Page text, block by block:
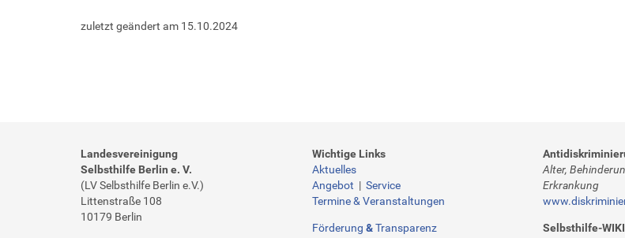
zuletzt geändert am 15.10.2024
Landesvereinigung
Selbsthilfe Berlin e. V.
(LV Selbsthilfe Berlin e.V.)
Littenstraße 108
10179 Berlin
Wichtige Links
Aktuelles
Angebot | Service
Termine & Veranstaltungen
Förderung &Transparenz
Alter,
Erkrankung
Selbsthilfe-WIKI